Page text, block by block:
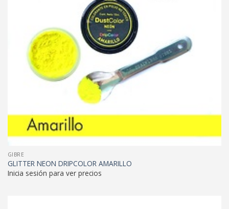
GIBRE
GLITTER NEON DRIPCOLOR AMARILLO
Inicia sesión para ver precios